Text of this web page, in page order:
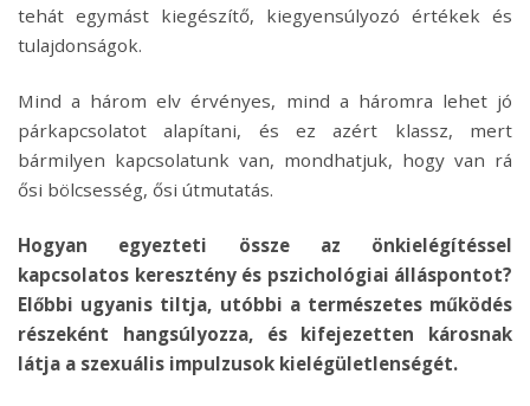
tehát egymást kiegészítő, kiegyensúlyozó értékek és
tulajdonságok.
Mind a három elv érvényes, mind a háromra lehet jó
párkapcsolatot alapítani, és ez azért klassz, mert
bármilyen kapcsolatunk van, mondhatjuk, hogy van rá
ősi bölcsesség, ősi útmutatás.
Hogyan egyezteti össze az önkielégítéssel
kapcsolatos keresztény és pszichológiai álláspontot?
Előbbi ugyanis tiltja, utóbbi a természetes működés
részeként hangsúlyozza, és kifejezetten károsnak
látja a szexuális impulzusok kielégületlenségét.